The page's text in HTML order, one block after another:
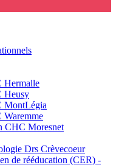
Hermalle
Heusy
MontLégia
CHC Moresnet
Drs Crèvecoeur
de rééducation (CER) -